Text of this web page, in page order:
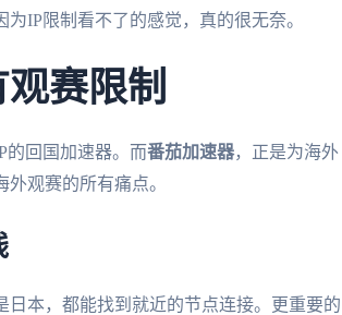
IP限制看不了的感觉，真的很无奈。
赛限制
的回国加速器。而番茄加速器，正是为海外
观赛的所有痛点。
本，都能找到就近的节点连接。更重要的